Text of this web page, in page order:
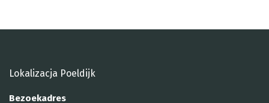
Lokalizacja Poeldijk
Bezoekadres